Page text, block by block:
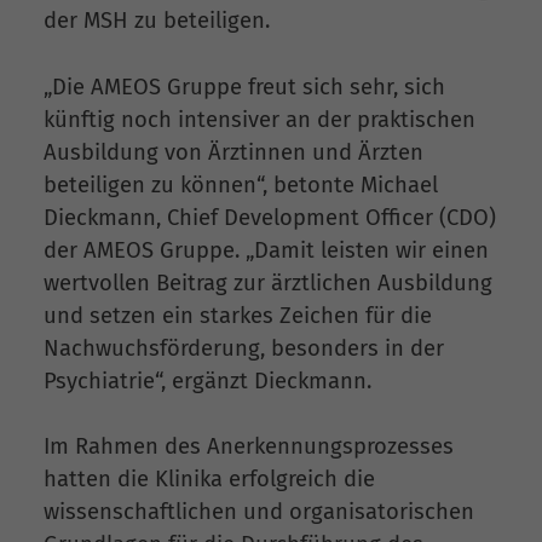
der MSH zu beteiligen.
„Die AMEOS Gruppe freut sich sehr, sich
künftig noch intensiver an der praktischen
Ausbildung von Ärztinnen und Ärzten
beteiligen zu können“, betonte Michael
Dieckmann, Chief Development Officer (CDO)
der AMEOS Gruppe. „Damit leisten wir einen
wertvollen Beitrag zur ärztlichen Ausbildung
und setzen ein starkes Zeichen für die
Nachwuchsförderung, besonders in der
Psychiatrie“, ergänzt Dieckmann.
Im Rahmen des Anerkennungsprozesses
hatten die Klinika erfolgreich die
wissenschaftlichen und organisatorischen